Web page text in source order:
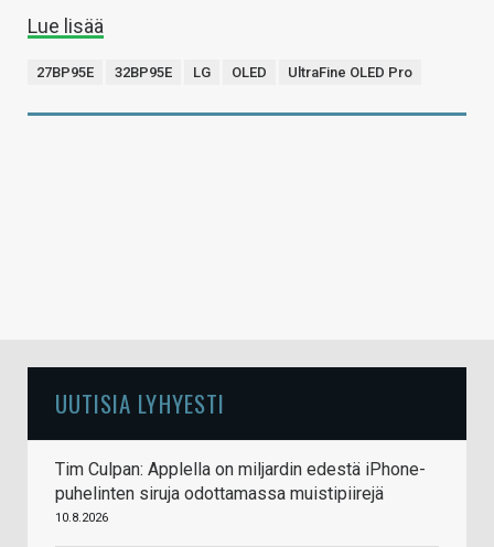
Lue lisää
27BP95E 32BP95E LG OLED UltraFine OLED Pro
UUTISIA LYHYESTI
Tim Culpan: Applella on miljardin edestä iPhone-
puhelinten siruja odottamassa muistipiirejä
10.8.2026